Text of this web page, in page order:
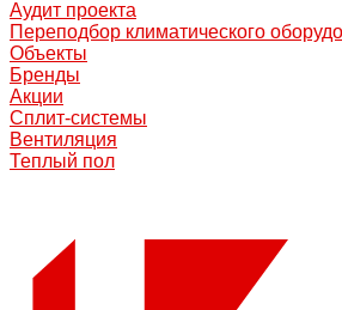
Аудит проекта
Переподбор климатического
Объекты
Бренды
Акции
Сплит-системы
Вентиляция
Теплый пол